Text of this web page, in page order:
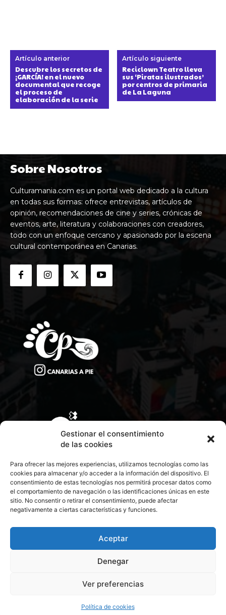
Gestionar el consentimiento
de las cookies
Para ofrecer las mejores experiencias, utilizamos tecnologías como las
cookies para almacenar y/o acceder a la información del dispositivo. El
consentimiento de estas tecnologías nos permitirá procesar datos como
el comportamiento de navegación o las identificaciones únicas en este
sitio. No consentir o retirar el consentimiento, puede afectar
negativamente a ciertas características y funciones.
Aceptar
Denegar
Ver preferencias
Política de cookies
Artículo anterior
Descubre los secretos de
¡GARCÍA! en el nuevo
documental que recoge
el proceso de
elaboración de la serie
Artículo siguiente
Reciclown Teatro lleva
sus ‘Piratas ilustrados’
por centros de primaria
de La Laguna
Sobre Nosotros
Culturamania.com es un portal web dedicado a la cultura
en todas sus formas: ofrece entrevistas, artículos de
opinión, recomendaciones de cine y series, crónicas de
eventos, arte, literatura y colaboraciones con creadores,
todo con un enfoque cercano y apasionado por la escena
cultural contemporánea en Canarias.
CONTACTA CON NOSOTROS
© 2026 Todos los derechos reservados. Culturamanía